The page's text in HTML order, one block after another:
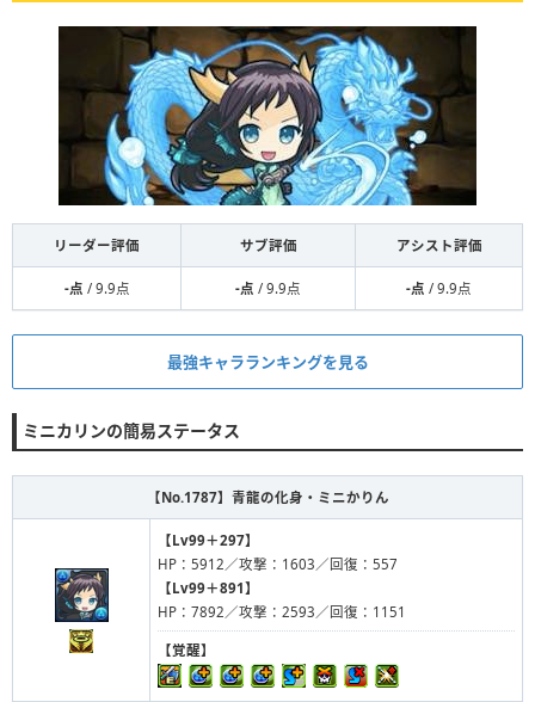
リーダー評価 サブ評価 アシスト評価
-点 / 9.9点 -点 / 9.9点 -点 / 9.9点
最強キャラランキングを見る
ミニカリンの簡易ステータス
【No.1787】 青龍の化身・ミニかりん
【Lv99＋297】
HP：5912／攻撃：1603／回復：557
【Lv99＋891】
HP：7892／攻撃：2593／回復：1151
【覚醒】